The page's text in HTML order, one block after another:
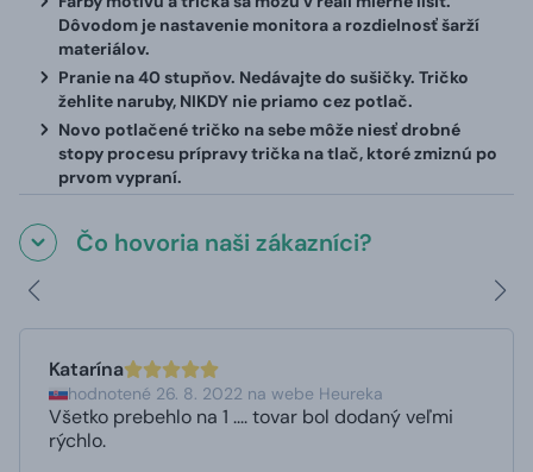
Dôvodom je nastavenie monitora a rozdielnosť šarží
materiálov.
Pranie na 40 stupňov. Nedávajte do sušičky. Tričko
žehlite naruby, NIKDY nie priamo cez potlač.
Novo potlačené tričko na sebe môže niesť drobné
stopy procesu prípravy trička na tlač, ktoré zmiznú po
prvom vypraní.
Čo hovoria naši zákazníci?
Katarína
hodnotené 26. 8. 2022 na webe Heureka
Všetko prebehlo na 1 .... tovar bol dodaný veľmi
rýchlo.